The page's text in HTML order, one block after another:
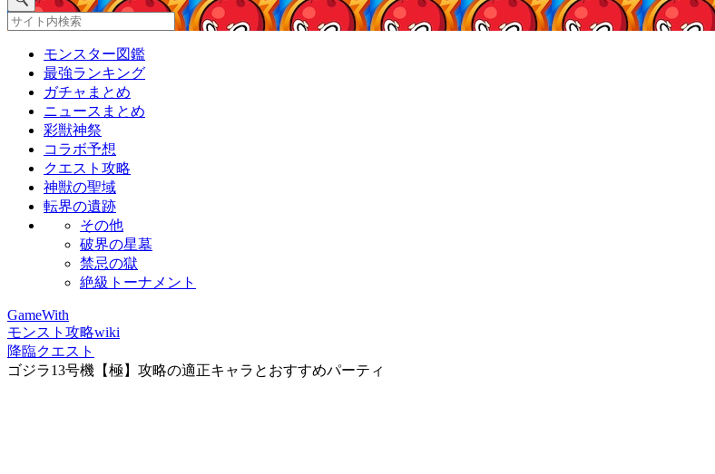
モンスター図鑑
最強ランキング
ガチャまとめ
ニュースまとめ
彩獣神祭
コラボ予想
クエスト攻略
神獣の聖域
転界の遺跡
その他
破界の星墓
禁忌の獄
絶級トーナメント
GameWith
モンスト攻略wiki
降臨クエスト
ゴジラ13号機【極】攻略の適正キャラとおすすめパーティ